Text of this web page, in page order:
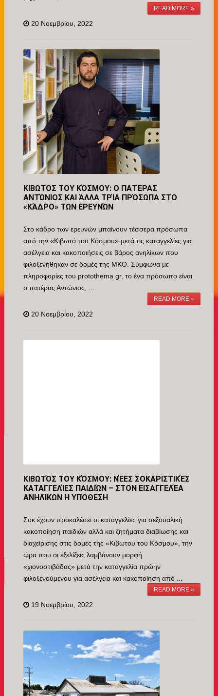
READ MORE »
20 Νοεμβρίου, 2022
ΚΙΒΩΤΌΣ ΤΟΥ ΚΌΣΜΟΥ: Ο ΠΑΤΈΡΑΣ
ΑΝΤΏΝΙΟΣ ΚΑΙ ΆΛΛΑ ΤΡΊΑ ΠΡΌΣΩΠΑ ΣΤΟ
«ΚΆΔΡΟ» ΤΩΝ ΕΡΕΥΝΏΝ
Στο κάδρο των ερευνών μπαίνουν τέσσερα πρόσωπα
από την «Κιβωτό του Κόσμου» μετά τις καταγγελίες για
ασέλγεια και κακοποιήσεις σε βάρος ανηλίκων που
φιλοξενήθηκαν σε δομές της ΜΚΟ. Σύμφωνα με
πληροφορίες του protothema.gr, το ένα πρόσωπο είναι
ο πατέρας Αντώνιος, ...
READ MORE »
20 Νοεμβρίου, 2022
ΚΙΒΩΤΌΣ ΤΟΥ ΚΌΣΜΟΥ: ΝΈΕΣ ΣΟΚΑΡΙΣΤΙΚΈΣ
ΚΑΤΑΓΓΕΛΊΕΣ ΠΑΙΔΙΏΝ – ΣΤΟΝ ΕΙΣΑΓΓΕΛΈΑ
ΑΝΗΛΊΚΩΝ Η ΥΠΌΘΕΣΗ
Σοκ έχουν προκαλέσει οι καταγγελίες για σεξουαλική
κακοποίηση παιδιών αλλά και ζητήματα διαβίωσης και
διαχείρισης στις δομές της «Κιβωτού του Κόσμου», την
ώρα που οι εξελίξεις λαμβάνουν μορφή
«χιονοστιβάδας» μετά την καταγγελία πρώην
φιλοξενούμενου για ασέλγεια και κακοποίηση από ...
READ MORE »
19 Νοεμβρίου, 2022